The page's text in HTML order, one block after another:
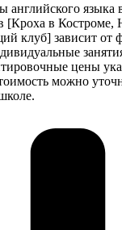
английского языка
[Кроха в Костроме,
клуб] зависит от
цены
можно